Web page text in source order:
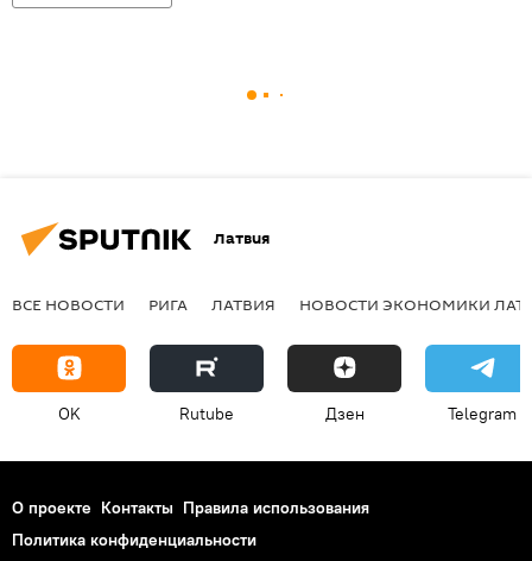
Латвия
ВСЕ НОВОСТИ РИГА ЛАТВИЯ НОВОСТИ ЭКОНОМИКИ
OK Rutube Дзен Telegram
О проекте Контакты Правила использования
Политика конфиденциальности